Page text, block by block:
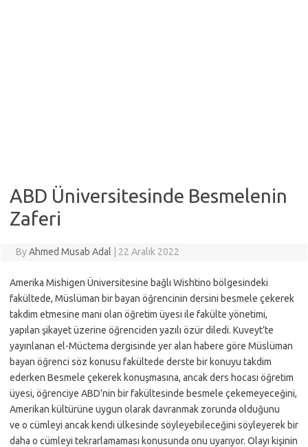
ABD Üniversitesinde Besmelenin
Zaferi
ByAhmed Musab Adal 22 Aralık 2022
Amerika Mishigen Üniversitesine bağlı Wishtino bölgesindeki
fakültede, Müslüman bir bayan öğrencinin dersini besmele çekerek
takdim etmesine mani olan öğretim üyesi ile fakülte yönetimi,
yapılan şikayet üzerine öğrenciden yazılı özür diledi. Kuveyt’te
yayınlanan el-Müctema dergisinde yer alan habere göre Müslüman
bayan öğrenci söz konusu fakültede derste bir konuyu takdim
ederken Besmele çekerek konuşmasına, ancak ders hocası öğretim
üyesi, öğrenciye ABD’nin bir fakültesinde besmele çekemeyeceğini,
Amerikan kültürüne uygun olarak davranmak zorunda olduğunu
ve o cümleyi ancak kendi ülkesinde söyleyebileceğini söyleyerek bir
daha o cümleyi tekrarlamaması konusunda onu uyarıyor. Olayı kişinin